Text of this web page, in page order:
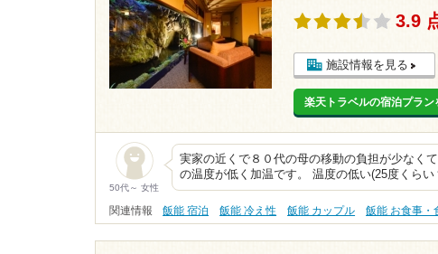
3.9
施設情報を見る
楽天トラベルの宿泊プラン
50代～ 女性
実家の近くで８０代の母の移動の負担が少なく
の温度が低く加温です。 温度の低い(25度くら
関連情報 飯能 宿泊 飯能 冷え性 飯能 カップル 飯能 お食事・